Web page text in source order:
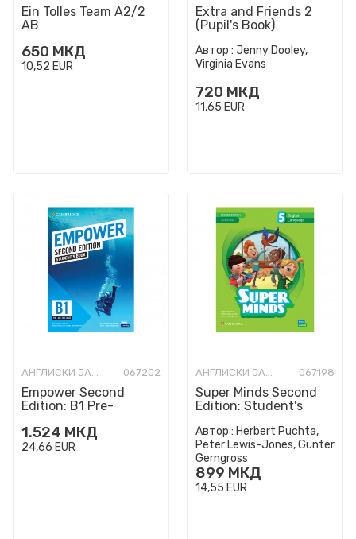
Ein Tolles Team A2/2
AB
650 МКД
10,52 EUR
Extra and Friends 2
(Pupil's Book)
Автор : Jenny Dooley,
Virginia Evans
720 МКД
11,65 EUR
АНГЛИСКИ ЈАЗИК 067202
Empower Second
Edition: B1 Pre-
Student’s Book
1.524 МКД
24,66 EUR
АНГЛИСКИ ЈАЗИК 067198
Super Minds Second
Edition: Student's
2)
Автор : Herbert Puchta,
Peter Lewis-Jones, Günter
Gerngross
899 МКД
14,55 EUR